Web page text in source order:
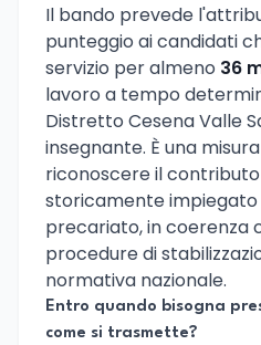
Il bando prevede
punteggio ai candidati
servizio per almeno 36
lavoro a tempo
Distretto Cesena Valle
insegnante. È una
riconoscere il
storicamente
precariato, in coerenza
procedure di
normativa nazionale.
Entro quando bisogna
come si trasmette?